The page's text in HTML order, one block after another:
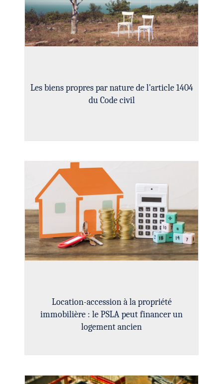
Les biens propres par nature de l'article 1404
du Code civil
Location-accession à la propriété
immobilière : le PSLA peut financer un
logement ancien